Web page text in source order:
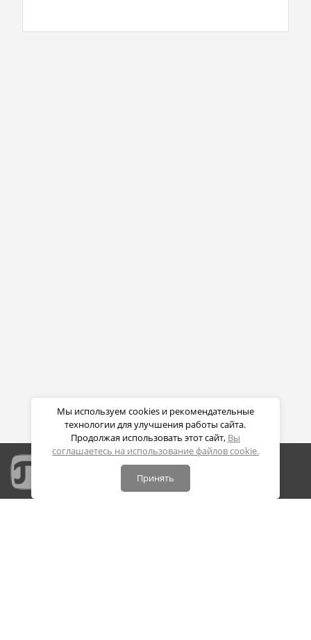
Мы используем cookies и рекомендательные
технологии для улучшения работы сайта.
Продолжая использовать этот сайт, Вы
соглашаетесь на использование файлов cookie.
Принять